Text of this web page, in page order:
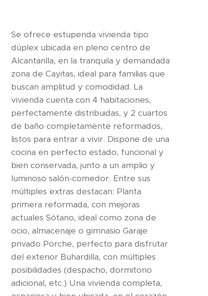
Se ofrece estupenda vivienda tipo
dúplex ubicada en pleno centro de
Alcantarilla, en la tranquila y demandada
zona de Cayitas, ideal para familias que
buscan amplitud y comodidad. La
vivienda cuenta con 4 habitaciones,
perfectamente distribuidas, y 2 cuartos
de baño completamente reformados,
listos para entrar a vivir. Dispone de una
cocina en perfecto estado, funcional y
bien conservada, junto a un amplio y
luminoso salón-comedor. Entre sus
múltiples extras destacan: Planta
primera reformada, con mejoras
actuales Sótano, ideal como zona de
ocio, almacenaje o gimnasio Garaje
privado Porche, perfecto para disfrutar
del exterior Buhardilla, con múltiples
posibilidades (despacho, dormitorio
adicional, etc.) Una vivienda completa,